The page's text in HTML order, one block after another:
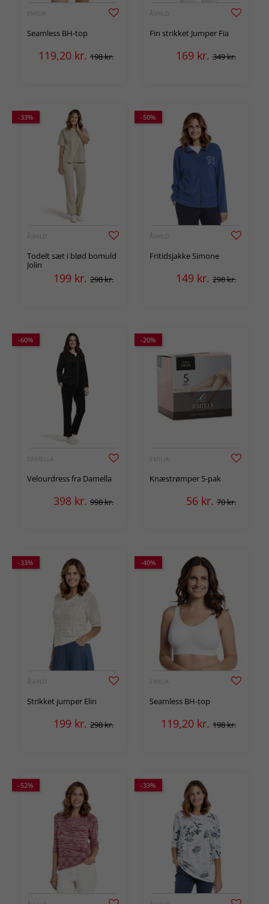
EMILIA
Seamless BH-top
119,20 kr. 198 kr.
ÅSHILD
Fin strikket Jumper Fia
169 kr. 349 kr.
-33%
ÅSHILD
Todelt sæt i blød bomuld
Jolin
199 kr. 298 kr.
-50%
ÅSHILD
Fritidsjakke Simone
149 kr. 298 kr.
-60%
DAMELLA
Velourdress fra Damella
398 kr. 998 kr.
-20%
EMILIA
Knæstrømper 5-pak
56 kr. 70 kr.
-33%
ÅSHILD
Strikket jumper Elin
199 kr. 298 kr.
-40%
EMILIA
Seamless BH-top
119,20 kr. 198 kr.
-52% -33%